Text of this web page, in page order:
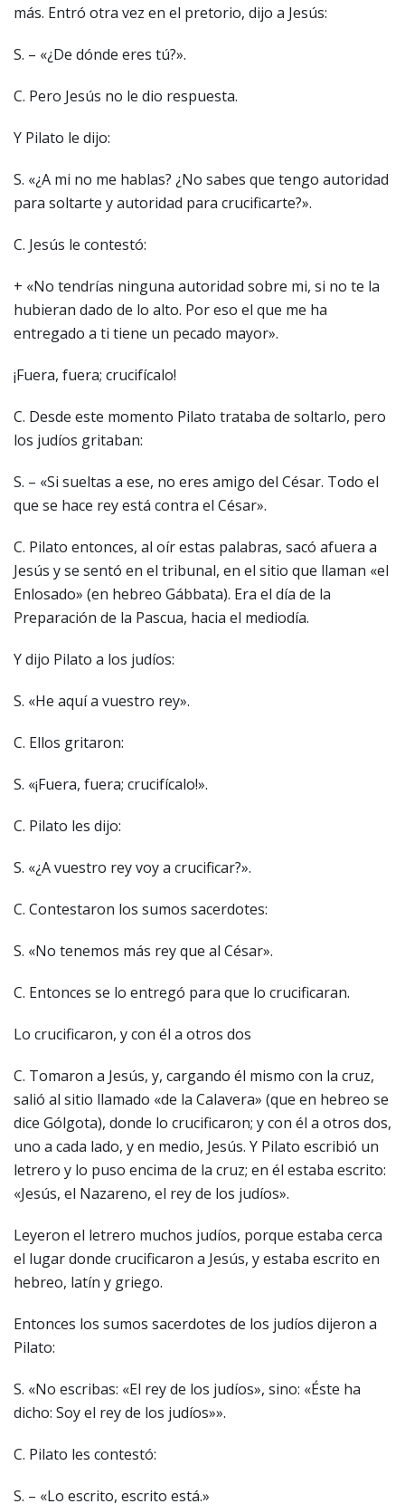
más. Entró otra vez en el pretorio, dijo a Jesús:
S. – «¿De dónde eres tú?».
C. Pero Jesús no le dio respuesta.
Y Pilato le dijo:
S. «¿A mi no me hablas? ¿No sabes que tengo autoridad
para soltarte y autoridad para crucificarte?».
C. Jesús le contestó:
+ «No tendrías ninguna autoridad sobre mi, si no te la
hubieran dado de lo alto. Por eso el que me ha
entregado a ti tiene un pecado mayor».
¡Fuera, fuera; crucifícalo!
C. Desde este momento Pilato trataba de soltarlo, pero
los judíos gritaban:
S. – «Si sueltas a ese, no eres amigo del César. Todo el
que se hace rey está contra el César».
C. Pilato entonces, al oír estas palabras, sacó afuera a
Jesús y se sentó en el tribunal, en el sitio que llaman «el
Enlosado» (en hebreo Gábbata). Era el día de la
Preparación de la Pascua, hacia el mediodía.
Y dijo Pilato a los judíos:
S. «He aquí a vuestro rey».
C. Ellos gritaron:
S. «¡Fuera, fuera; crucifícalo!».
C. Pilato les dijo:
S. «¿A vuestro rey voy a crucificar?».
C. Contestaron los sumos sacerdotes:
S. «No tenemos más rey que al César».
C. Entonces se lo entregó para que lo crucificaran.
Lo crucificaron, y con él a otros dos
C. Tomaron a Jesús, y, cargando él mismo con la cruz,
salió al sitio llamado «de la Calavera» (que en hebreo se
dice Gólgota), donde lo crucificaron; y con él a otros dos,
uno a cada lado, y en medio, Jesús. Y Pilato escribió un
letrero y lo puso encima de la cruz; en él estaba escrito:
«Jesús, el Nazareno, el rey de los judíos».
Leyeron el letrero muchos judíos, porque estaba cerca
el lugar donde crucificaron a Jesús, y estaba escrito en
hebreo, latín y griego.
Entonces los sumos sacerdotes de los judíos dijeron a
Pilato:
S. «No escribas: «El rey de los judíos», sino: «Éste ha
dicho: Soy el rey de los judíos»».
C. Pilato les contestó:
S. – «Lo escrito, escrito está.»